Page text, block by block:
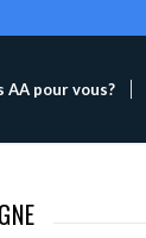
AA pour vous?